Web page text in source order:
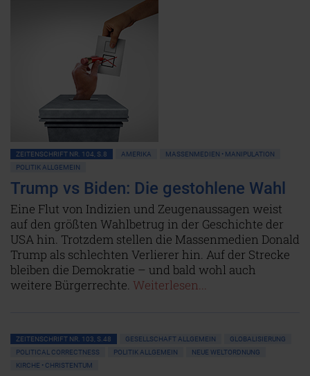
ZEITENSCHRIFT NR. 104, S.8 AMERIKA
MASSENMEDIEN • MANIPULATION
POLITIK ALLGEMEIN
Trump vs Biden: Die gestohlene Wahl
Eine Flut von Indizien und Zeugenaussagen weist
auf den größten Wahlbetrug in der Geschichte der
USA hin. Trotzdem stellen die Massenmedien Donald
Trump als schlechten Verlierer hin. Auf der Strecke
bleiben die Demokratie – und bald wohl auch
weitere Bürgerrechte. Weiterlesen...
ZEITENSCHRIFT NR. 103, S.48 GESELLSCHAFT ALLGEMEIN
GLOBALISIERUNG
POLITICAL CORRECTNESS
POLITIK ALLGEMEIN
NEUE WELTORDNUNG
KIRCHE • CHRISTENTUM